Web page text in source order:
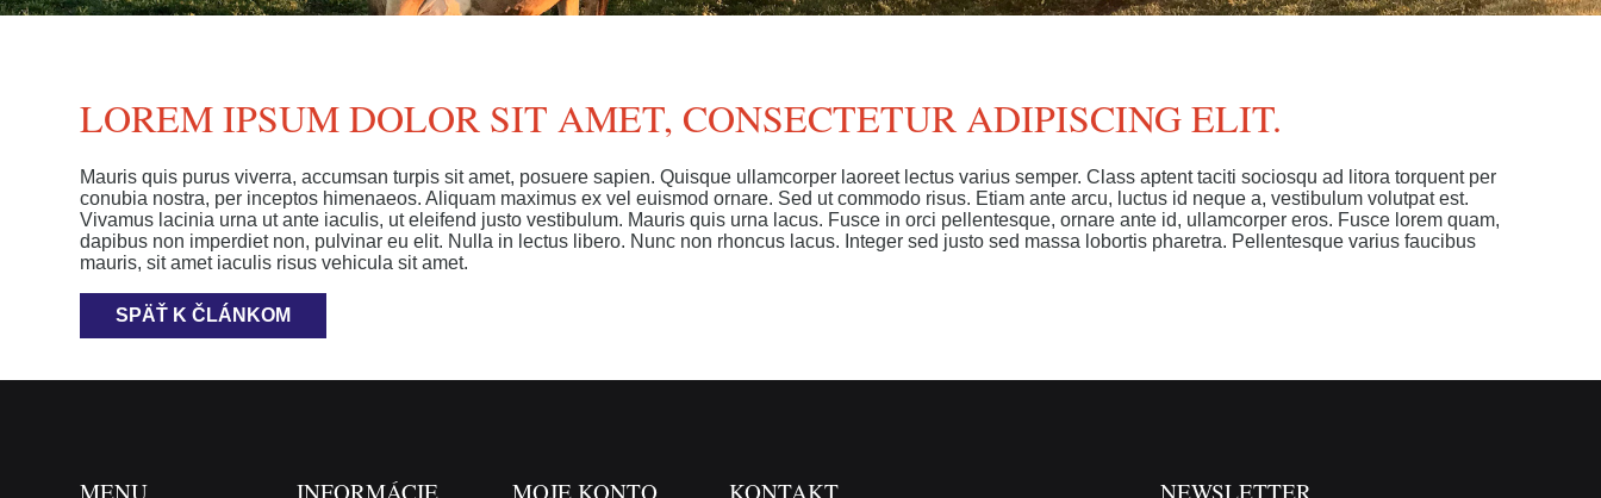
LOREM IPSUM DOLOR SIT AMET, CONSECTETUR ADIPISCING ELIT.
Mauris quis purus viverra, accumsan turpis sit amet, posuere sapien. Quisque ullamcorper laoreet lectus varius semper. Class aptent taciti sociosqu ad litora torquent per
conubia nostra, per inceptos himenaeos. Aliquam maximus ex vel euismod ornare. Sed ut commodo risus. Etiam ante arcu, luctus id neque a, vestibulum volutpat est.
Vivamus lacinia urna ut ante iaculis, ut eleifend justo vestibulum. Mauris quis urna lacus. Fusce in orci pellentesque, ornare ante id, ullamcorper eros. Fusce lorem quam,
dapibus non imperdiet non, pulvinar eu elit. Nulla in lectus libero. Nunc non rhoncus lacus. Integer sed justo sed massa lobortis pharetra. Pellentesque varius faucibus
mauris, sit amet iaculis risus vehicula sit amet.
SPÄŤ K ČLÁNKOM
MENU INFORMÁCIE MOJE KONTO KONTAKT NEWSLETTER